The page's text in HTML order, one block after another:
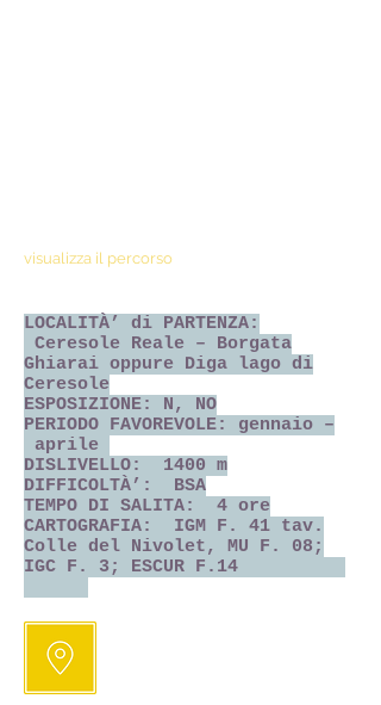
LOCALITÀ’ di PARTENZA:
Ceresole Reale – Borgata
Ghiarai oppure Diga lago di
Ceresole
ESPOSIZIONE: N, NO
PERIODO FAVOREVOLE: gennaio –
aprile
DISLIVELLO: 1400 m
DIFFICOLTÀ’: BSA
TEMPO DI SALITA: 4 ore
CARTOGRAFIA: IGM F. 41 tav.
Colle del Nivolet, MU F. 08;
IGC F. 3; ESCUR F.14
visualizza il percorso